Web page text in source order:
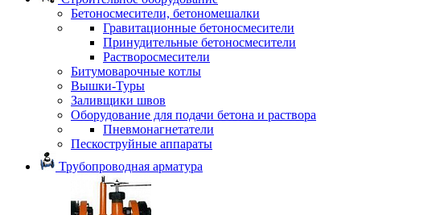
Бетоносмесители, бетономешалки
Гравитационные бетоносмесители
Принудительные бетоносмесители
Растворосмесители
Битумоварочные котлы
Вышки-Туры
Заливщики швов
Оборудование для подачи бетона и раствора
Пневмонагнетатели
Пескоструйные аппараты
Трубопроводная арматура